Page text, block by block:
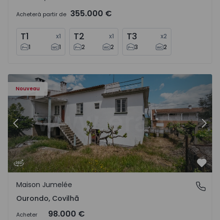
Acheterà partir de 355.000 €
T1 x1
1
1
T2 x1
2
2
T3 x2
3
2
Nouveau
Maison Jumelée T4 Covilhã, Ourondo - 1574309 - 8
Précédent
Ourondo, Covilhã
Maison Jumelée
Ourondo, Covilhã
Acheter 98.000 €